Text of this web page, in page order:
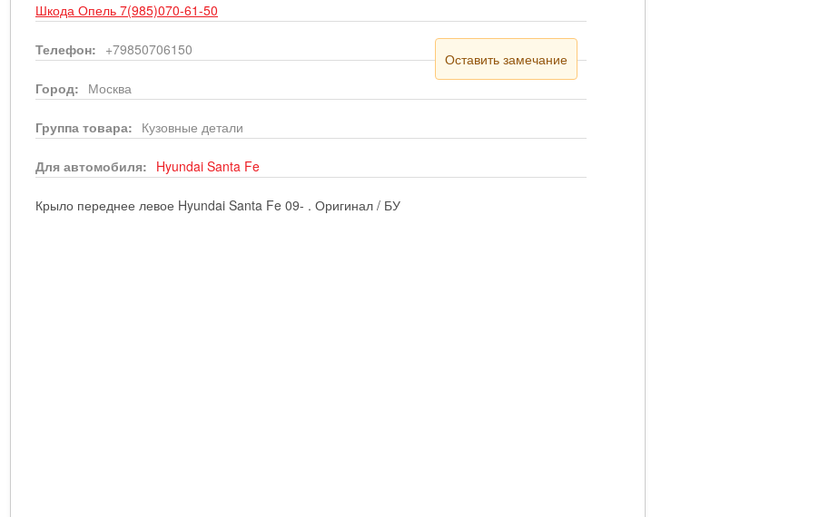
Шкода Опель 7(985)070-61-50
Телефон: +79850706150
Оставить замечание
Город: Москва
Группа товара: Кузовные детали
Для автомобиля: Hyundai Santa Fe
Крыло переднее левое Hyundai Santa Fe 09- . Оригинал / БУ